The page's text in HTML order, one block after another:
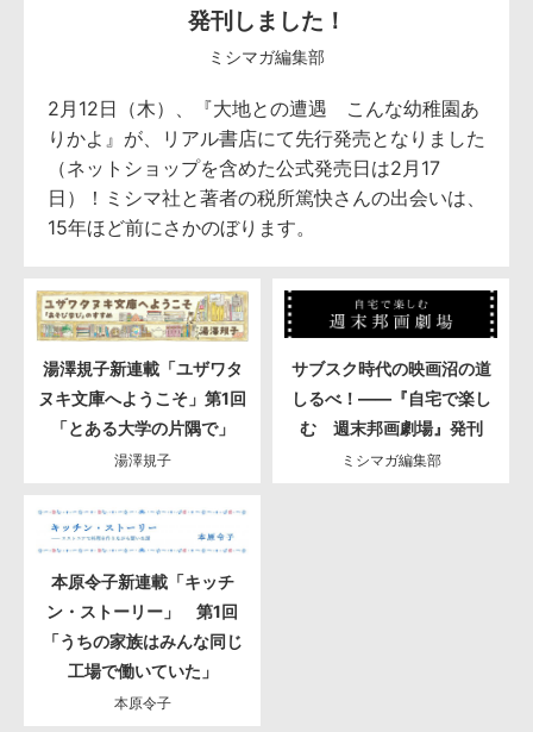
発刊しました！
ミシマガ編集部
2月12日（木）、『大地との遭遇 こんな幼稚園あ
りかよ』が、リアル書店にて先行発売となりました
（ネットショップを含めた公式発売日は2月17
日）！ミシマ社と著者の税所篤快さんの出会いは、
15年ほど前にさかのぼります。
湯澤規子新連載「ユザワタ
ヌキ文庫へようこそ」第1回
「とある大学の片隅で」
湯澤規子
サブスク時代の映画沼の道
しるべ！――『自宅で楽し
む 週末邦画劇場』発刊
ミシマガ編集部
本原令子新連載「キッチ
ン・ストーリー」 第1回
「うちの家族はみんな同じ
工場で働いていた」
本原令子